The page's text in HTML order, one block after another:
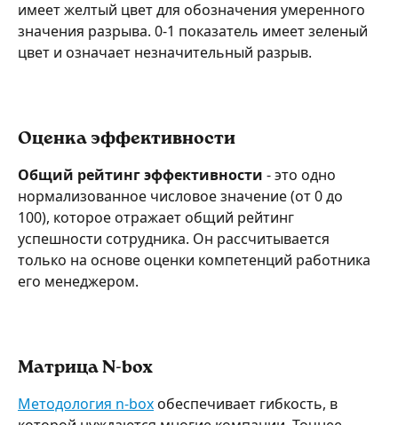
имеет желтый цвет для обозначения умеренного
значения разрыва. 0-1 показатель имеет зеленый
цвет и означает незначительный разрыв.
Оценка эффективности
Общий рейтинг эффективности - это одно
нормализованное числовое значение (от 0 до
100), которое отражает общий рейтинг
успешности сотрудника. Он рассчитывается
только на основе оценки компетенций работника
его менеджером.
Матрица N-box
Методология n-box обеспечивает гибкость, в